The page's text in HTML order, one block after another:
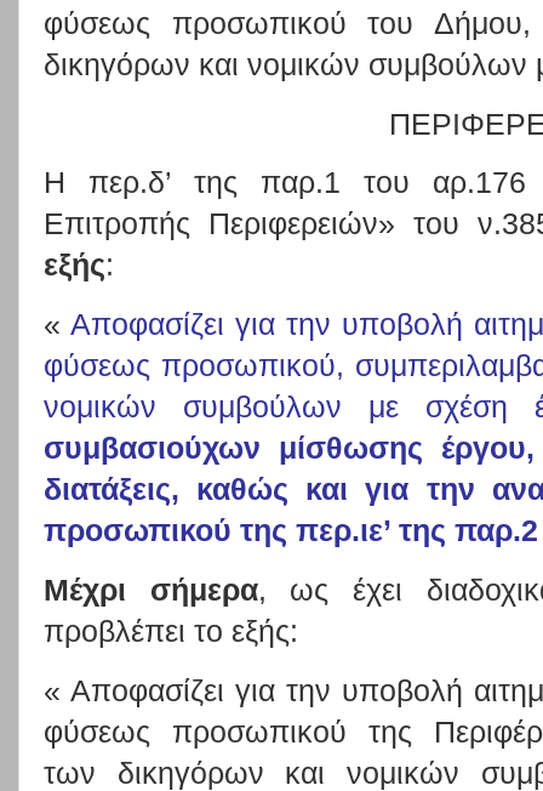
φύσεως προσωπικού του Δήμου,
δικηγόρων και νομικών συμβούλων
Η περ.δ’ της παρ.1 του αρ.176
Επιτροπής Περιφερειών» του
εξής:
« Αποφασίζει για την υποβολή
φύσεως προσωπικού,
νομικών συμβούλων με σχέση
συμβασιούχων μίσθωσης
διατάξεις, καθώς και για την
προσωπικού της περ.ιε’ της
Μέχρι σήμερα, ως έχει
προβλέπει το εξής:
« Αποφασίζει για την υποβολή
φύσεως προσωπικού της
των δικηγόρων και νομικών